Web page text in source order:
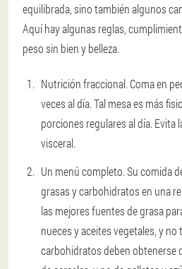
equilibrada, sino también algunos
Aquí hay algunas reglas,
peso sin bien y belleza.
Nutrición fraccional. Coma en
veces al día. Tal mesa es más
porciones regulares al día. Evita
visceral.
Un menú completo. Su comida
grasas y carbohidratos en una
las mejores fuentes de grasa
nueces y aceites vegetales, y no
carbohidratos deben obtenerse